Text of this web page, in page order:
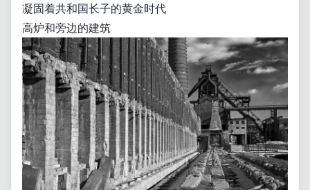
凝固着共和国长子的黄金时代
高炉和旁边的建筑